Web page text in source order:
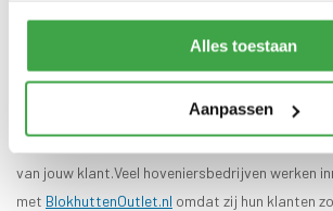
Alles toestaan
Aanpassen
Op onze website vind je meer dan1.600
modellenblokhutten,houten overkappingen,
van jouw klant.Veel hoveniersbedrijven werken
met BlokhuttenOutlet.nl omdat zij hun klanten zo